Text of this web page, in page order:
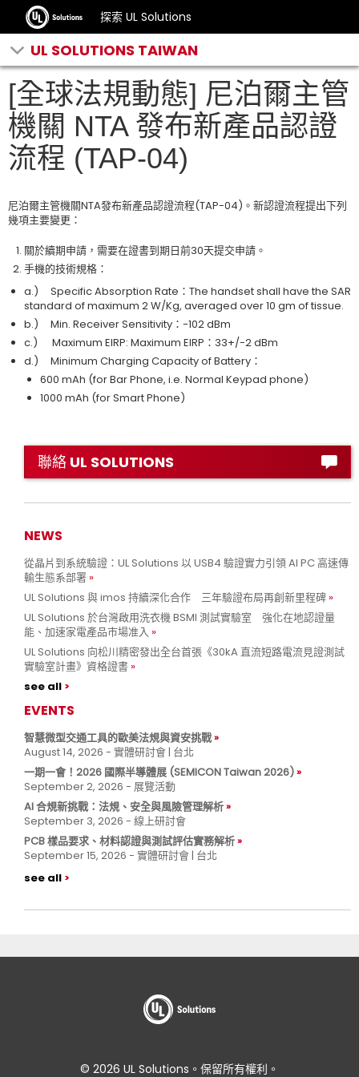
探索 UL Solutions
UL SOLUTIONS TAIWAN
[全球法規動態] 尼泊爾主管
機關 NTA 發布新產品認證
流程 (TAP-04)
尼泊爾主管機關NTA發布新產品認證流程(TAP-04)。新認證流程提出下列
幾項主要變更：
關於續期申請，需要在證書到期日前30天提交申請。
手機的技術規格：
a.) Specific Absorption Rate：The handset shall have the SAR
standard of maximum 2 W/Kg, averaged over 10 gm of tissue.
b.) Min. Receiver Sensitivity：-102 dBm
c.) Maximum EIRP: Maximum EIRP：33+/-2 dBm
d.) Minimum Charging Capacity of Battery：
600 mAh (for Bar Phone, i.e. Normal Keypad phone)
1000 mAh (for Smart Phone)
聯絡 UL SOLUTIONS
NEWS
從晶片到系統驗證：UL Solutions 以 USB4 驗證實力引領 AI PC 高速傳
輸生態系部署
UL Solutions 與 imos 持續深化合作 三年驗證布局再創新里程碑
UL Solutions 於台灣啟用洗衣機 BSMI 測試實驗室 強化在地認證量
能、加速家電產品市場准入
UL Solutions 向松川精密發出全台首張《30kA 直流短路電流見證測試
實驗室計畫》資格證書
see all
EVENTS
智慧微型交通工具的歐美法規與資安挑戰
August 14, 2026 - 實體研討會 | 台北
一期一會！2026 國際半導體展 (SEMICON Taiwan 2026)
September 2, 2026 - 展覽活動
AI 合規新挑戰：法規、安全與風險管理解析
September 3, 2026 - 線上研討會
PCB 樣品要求、材料認證與測試評估實務解析
September 15, 2026 - 實體研討會 | 台北
see all
© 2026 UL Solutions。保留所有權利。